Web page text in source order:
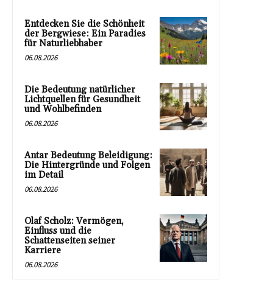
Entdecken Sie die Schönheit
der Bergwiese: Ein Paradies
für Naturliebhaber
06.08.2026
Die Bedeutung natürlicher
Lichtquellen für Gesundheit
und Wohlbefinden
06.08.2026
Antar Bedeutung Beleidigung:
Die Hintergründe und Folgen
im Detail
06.08.2026
Olaf Scholz: Vermögen,
Einfluss und die
Schattenseiten seiner
Karriere
06.08.2026